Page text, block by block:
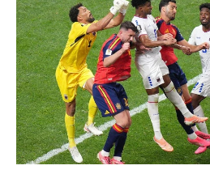
Matematika
Menebak
Juara
Piala
Dunia?
Ternyata
Bisa,